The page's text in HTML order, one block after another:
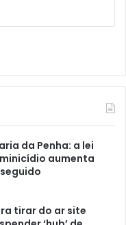
da Penha: a lei
aumenta
tirar do ar site